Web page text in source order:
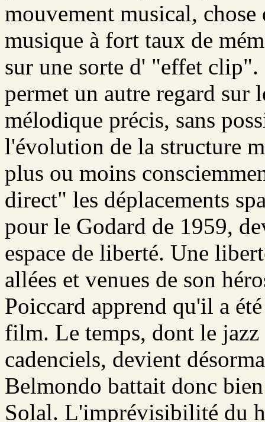
mouvement musical,
musique à fort taux de
sur une sorte d' "effet
permet un autre regard sur
mélodique précis, sans
l'évolution de la structure
plus ou moins
direct" les déplacements
pour le Godard de 1959,
espace de liberté. Une
allées et venues de son
Poiccard apprend qu'il a
film. Le temps, dont le
cadenciels, devient
Belmondo battait donc
Solal. L'imprévisibilité du